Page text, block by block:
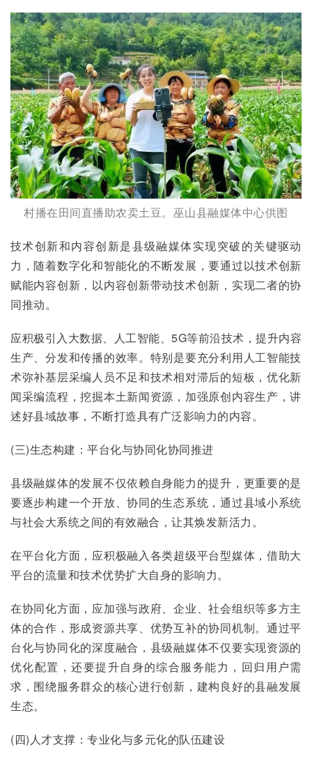
村播在田间直播助农卖土豆。巫山县融媒体中心供图
技术创新和内容创新是县级融媒体实现突破的关键驱动
力，随着数字化和智能化的不断发展，要通过以技术创新
赋能内容创新，以内容创新带动技术创新，实现二者的协
同推动。
应积极引入大数据、人工智能、5G等前沿技术，提升内容
生产、分发和传播的效率。特别是要充分利用人工智能技
术弥补基层采编人员不足和技术相对滞后的短板，优化新
闻采编流程，挖掘本土新闻资源，加强原创内容生产，讲
述好县域故事，不断打造具有广泛影响力的内容。
(三)生态构建：平台化与协同化协同推进
县级融媒体的发展不仅依赖自身能力的提升，更重要的是
要逐步构建一个开放、协同的生态系统，通过县域小系统
与社会大系统之间的有效融合，让其焕发新活力。
在平台化方面，应积极融入各类超级平台型媒体，借助大
平台的流量和技术优势扩大自身的影响力。
在协同化方面，应加强与政府、企业、社会组织等多方主
体的合作，形成资源共享、优势互补的协同机制。通过平
台化与协同化的深度融合，县级融媒体不仅要实现资源的
优化配置，还要提升自身的综合服务能力，回归用户需
求，围绕服务群众的核心进行创新，建构良好的县融发展
生态。
(四)人才支撑：专业化与多元化的队伍建设